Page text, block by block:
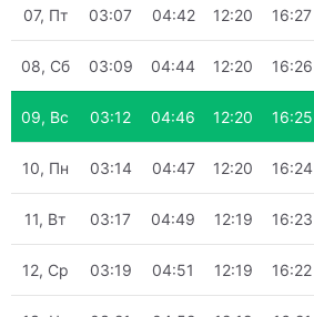
07, Пт 03:07 04:42 12:20 16:27
08, Сб 03:09 04:44 12:20 16:26
09, Вс 03:12 04:46 12:20 16:25
10, Пн 03:14 04:47 12:20 16:24
11, Вт 03:17 04:49 12:19 16:23
12, Ср 03:19 04:51 12:19 16:22